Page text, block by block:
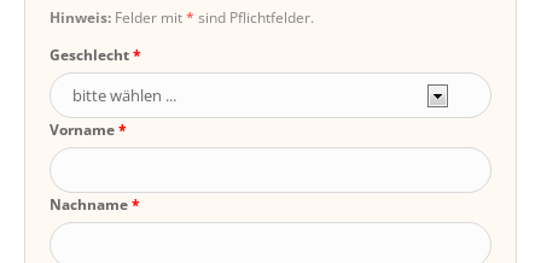
Hinweis: Felder mit* sind Pflichtfelder.
Geschlecht
Vorname
Nachname